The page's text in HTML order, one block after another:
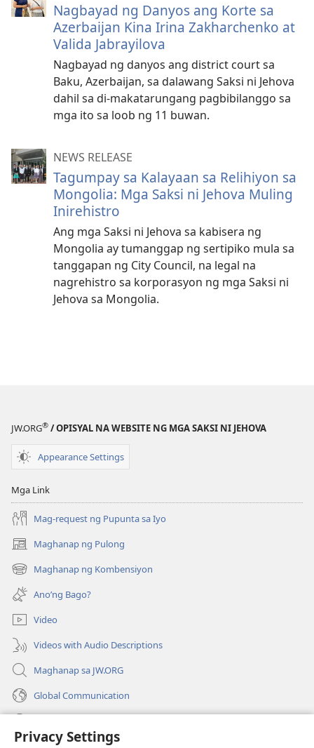
Privacy Settings
Nagbayad ng Danyos ang Korte sa
Azerbaijan Kina Irina Zakharchenko at
Valida Jabrayilova
Nagbayad ng danyos ang district court sa
Baku, Azerbaijan, sa dalawang Saksi ni Jehova
dahil sa di-makatarungang pagbibilanggo sa
mga ito sa loob ng 11 buwan.
NEWS RELEASE
Tagumpay sa Kalayaan sa Relihiyon sa
Mongolia: Mga Saksi ni Jehova Muling
Inirehistro
Ang mga Saksi ni Jehova sa kabisera ng
Mongolia ay tumanggap ng sertipiko mula sa
tanggapan ng City Council, na legal na
nagrehistro sa korporasyon ng mga Saksi ni
Jehova sa Mongolia.
JW.ORG® / OPISYAL NA WEBSITE NG MGA SAKSI NI JEHOVA
Appearance Settings
Mga Link
Mag-request ng Pupunta sa Iyo
Maghanap ng Pulong
(may
bubukas
na
bagong
window)
Maghanap ng Kombensiyon
(may
bubukas
na
bagong
window)
Ano’ng Bago?
Video
Videos with Audio Descriptions
Maghanap sa JW.ORG
Global Communication